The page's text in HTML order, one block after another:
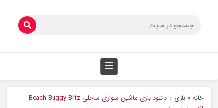
خانه » بازی »
دانلود بازی ماشین سواری ساحلی Beach Buggy Blitz